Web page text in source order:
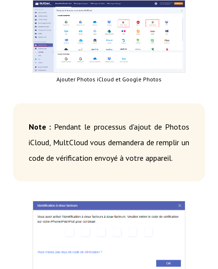
Ajouter Photos iCloud et Google Photos
Note : Pendant le processus d'ajout de Photos
iCloud, MultCloud vous demandera de remplir un
code de vérification envoyé à votre appareil.